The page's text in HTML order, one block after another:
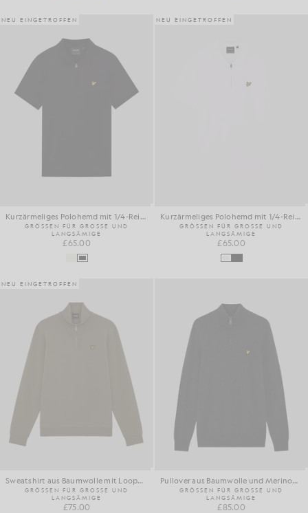
NEU EINGETROFFEN
Kurzärmeliges Polohemd mit 1/4-Reißverschluss
GRÖSSEN FÜR GROSSE UND
LANGSÄMIGE
£65.00
NEU EINGETROFFEN
Kurzärmeliges Polohemd mit 1/4-Reißverschluss
GRÖSSEN FÜR GROSSE UND
LANGSÄMIGE
£65.00
NEU EINGETROFFEN
Sweatshirt aus Baumwolle mit Loopback-Struktur und 1/4-Reißverschluss
GRÖSSEN FÜR GROSSE UND
LANGSÄMIGE
£75.00
Pullover aus Baumwolle und Merinowolle mit 1/4-Reißverschluss
GRÖSSEN FÜR GROSSE UND
LANGSÄMIGE
£85.00